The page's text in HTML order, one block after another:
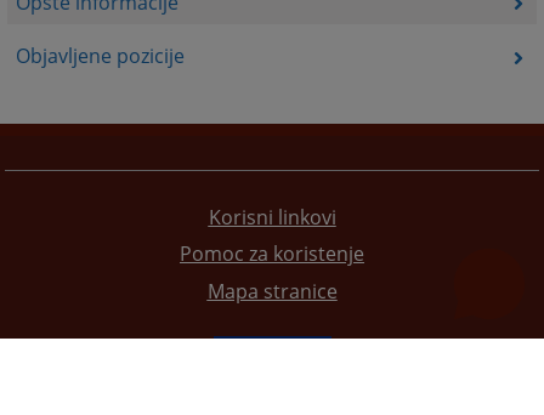
Objavljene pozicije
Korisni linkovi
Pomoc za koristenje
Mapa stranice